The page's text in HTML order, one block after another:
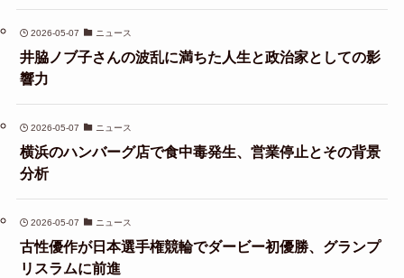
2026-05-07 ニュース
井脇ノブ子さんの波乱に満ちた人生と政治家としての影
響力
2026-05-07 ニュース
横浜のハンバーグ店で食中毒発生、営業停止とその背景
分析
2026-05-07 ニュース
古性優作が日本選手権競輪でダービー初優勝、グランプ
リスラムに前進